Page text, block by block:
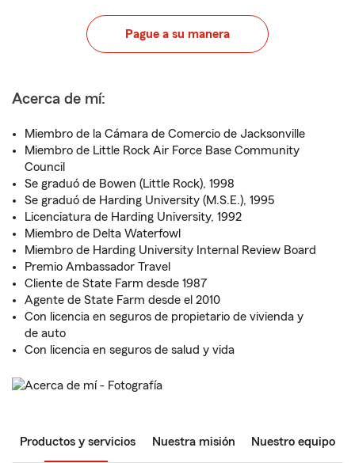
Pague a su manera
Acerca de mí:
Miembro de la Cámara de Comercio de Jacksonville
Miembro de Little Rock Air Force Base Community
Council
Se graduó de Bowen (Little Rock), 1998
Se graduó de Harding University (M.S.E.), 1995
Licenciatura de Harding University, 1992
Miembro de Delta Waterfowl
Miembro de Harding University Internal Review Board
Premio Ambassador Travel
Cliente de State Farm desde 1987
Agente de State Farm desde el 2010
Con licencia en seguros de propietario de vivienda y
de auto
Con licencia en seguros de salud y vida
Productos y servicios Nuestra misión Nuestro equipo